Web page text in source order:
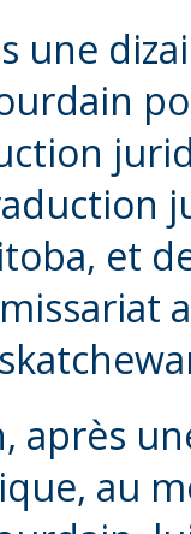
une
et
après
au